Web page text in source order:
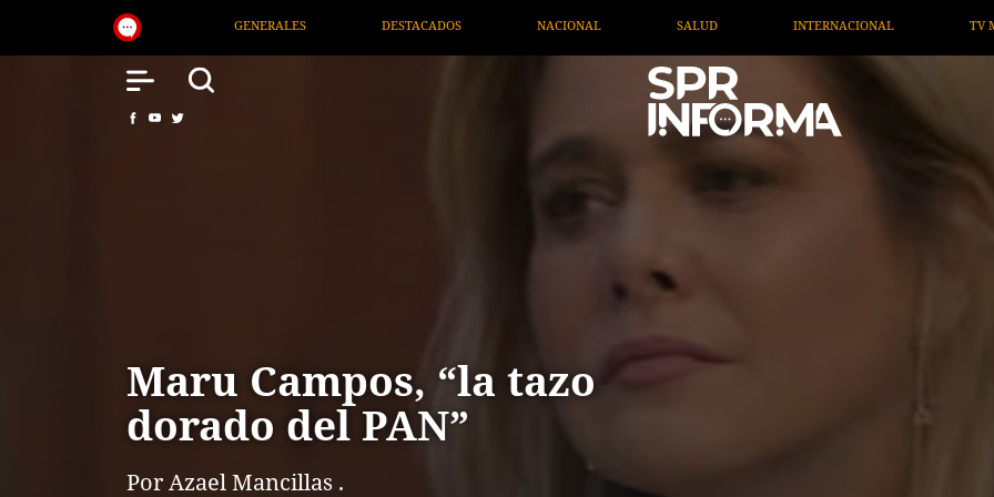
DESTACADOS NACIONAL SALUD INTERNACIONAL TV MIGRANTE INFORMA OPINIÓN
Maru Campos, “la tazo
dorado del PAN”
Por Azael Mancillas .